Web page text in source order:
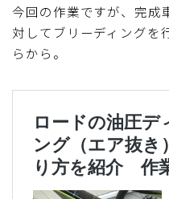
ディスクブレーキ
ブルべレポート2025
ブルべレポート2024
今回の作業ですが、完成
対してブリーディングを
らから。